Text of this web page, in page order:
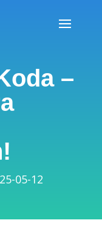
–
05-12